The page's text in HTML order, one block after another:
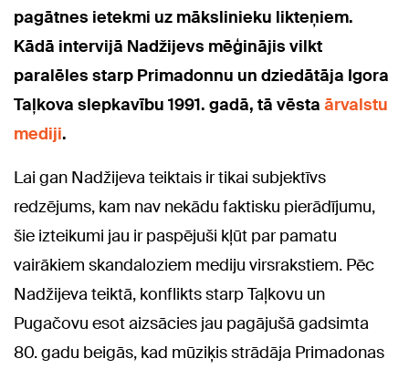
pagātnes ietekmi uz mākslinieku likteņiem.
Kādā intervijā Nadžijevs mēģinājis vilkt
paralēles starp Primadonnu un dziedātāja Igora
Taļkova slepkavību 1991. gadā, tā vēsta ārvalstu
mediji.
Lai gan Nadžijeva teiktais ir tikai subjektīvs
redzējums, kam nav nekādu faktisku pierādījumu,
šie izteikumi jau ir paspējuši kļūt par pamatu
vairākiem skandaloziem mediju virsrakstiem. Pēc
Nadžijeva teiktā, konflikts starp Taļkovu un
Pugačovu esot aizsācies jau pagājušā gadsimta
80. gadu beigās, kad mūziķis strādāja Primadonas